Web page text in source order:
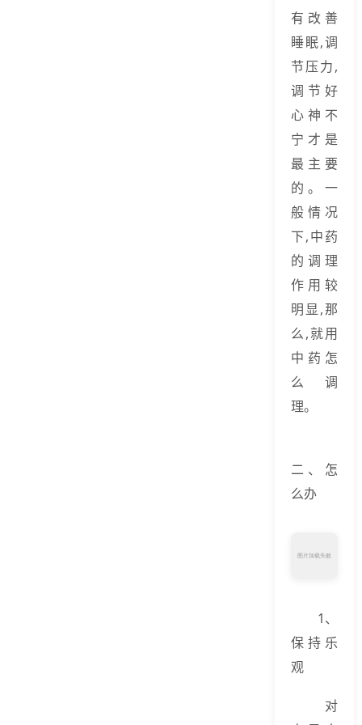
有改善
睡眠,调
节压力,
调节好
心神不
宁才是
最主要
的。一
般情况
下,中药
的调理
作用较
明显,那
么,就用
中药怎
么调
理。
二、怎
么办
1、
保持乐
观
对